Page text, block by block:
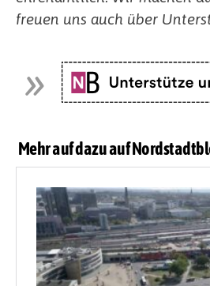
freuen uns auch über
Mehr auf dazu auf